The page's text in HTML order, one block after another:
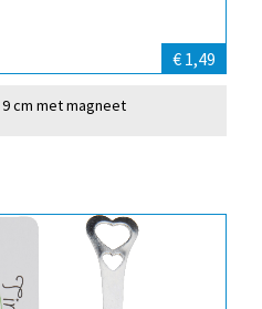
€ 1,49
cm met magneet